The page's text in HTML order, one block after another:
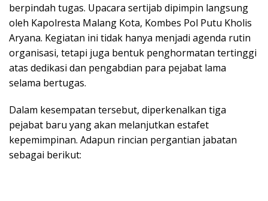
berpindah tugas. Upacara sertijab dipimpin langsung
oleh Kapolresta Malang Kota, Kombes Pol Putu Kholis
Aryana. Kegiatan ini tidak hanya menjadi agenda rutin
organisasi, tetapi juga bentuk penghormatan tertinggi
atas dedikasi dan pengabdian para pejabat lama
selama bertugas.
Dalam kesempatan tersebut, diperkenalkan tiga
pejabat baru yang akan melanjutkan estafet
kepemimpinan. Adapun rincian pergantian jabatan
sebagai berikut: